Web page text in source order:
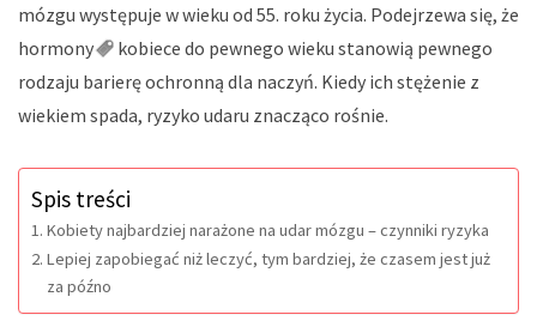
mózgu występuje w wieku od 55. roku życia. Podejrzewa się, że
hormony
kobiece do pewnego wieku stanowią pewnego
rodzaju barierę ochronną dla naczyń. Kiedy ich stężenie z
wiekiem spada, ryzyko udaru znacząco rośnie.
Spis treści
Kobiety najbardziej narażone na udar mózgu – czynniki ryzyka
Lepiej zapobiegać niż leczyć, tym bardziej, że czasem jest już
za późno